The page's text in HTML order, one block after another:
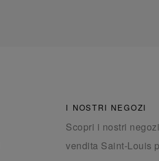
I NOSTRI NEGOZI
Scopri i nostri
vendita Saint-Louis